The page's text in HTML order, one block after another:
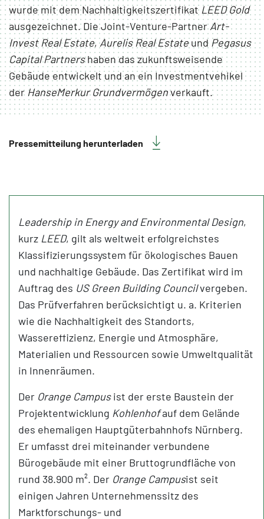
wurde mit dem Nachhaltigkeitszertifikat LEED Gold
ausgezeichnet. Die Joint-Venture-PartnerArt-
Invest Real Estate,Aurelis Real Estateund Pegasus
Capital Partnershaben das zukunftsweisende
Gebäude entwickelt und an ein Investmentvehikel
der HanseMerkur Grundvermögenverkauft.
Pressemitteilung herunterladen
Leadership in Energy and Environmental Design,
kurz LEED, gilt als weltweit erfolgreichstes
Klassifizierungssystem für ökologisches Bauen
und nachhaltige Gebäude. Das Zertifikat wird im
Auftrag des US Green Building Councilvergeben.
Das Prüfverfahren berücksichtigt u. a. Kriterien
wie die Nachhaltigkeit des Standorts,
Wassereffizienz, Energie und Atmosphäre,
Materialien und Ressourcen sowie Umweltqualität
in Innenräumen.
Der Orange Campusist der erste Baustein der
Projektentwicklung Kohlenhofauf dem Gelände
des ehemaligen Hauptgüterbahnhofs Nürnberg.
Er umfasst drei miteinander verbundene
Bürogebäude mit einer Bruttogrundfläche von
rund 38.900 m². Der Orange Campusist seit
einigen Jahren Unternehmenssitz des
Marktforschungs- und